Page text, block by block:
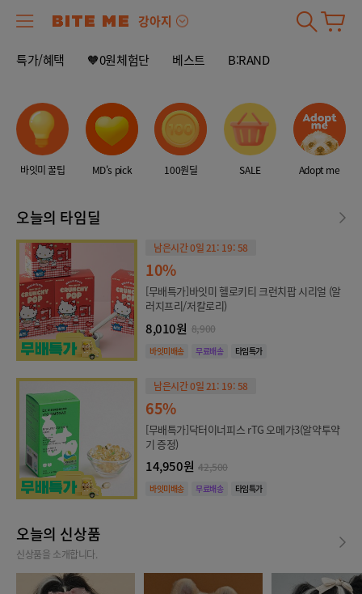
강아지
특가/혜택 🧡0원체험단 베스트 B:RAND
바잇미 꿀팁 MD's pick 100원딜 SALE Adopt me
오늘의 타임딜
남은시간 0일 21: 19: 58
10%
[무배특가]바잇미 헬로키티 크런치팝 시리얼 (알
러지프리/저칼로리)
8,010원 8,900
바잇미배송 무료배송 타임특가
남은시간 0일 21: 19: 58
65%
[무배특가]닥터이너피스 rTG 오메가3(알약투약
기 증정)
14,950원 42,500
바잇미배송 무료배송 타임특가
오늘의 신상품
신상품을 소개합니다.